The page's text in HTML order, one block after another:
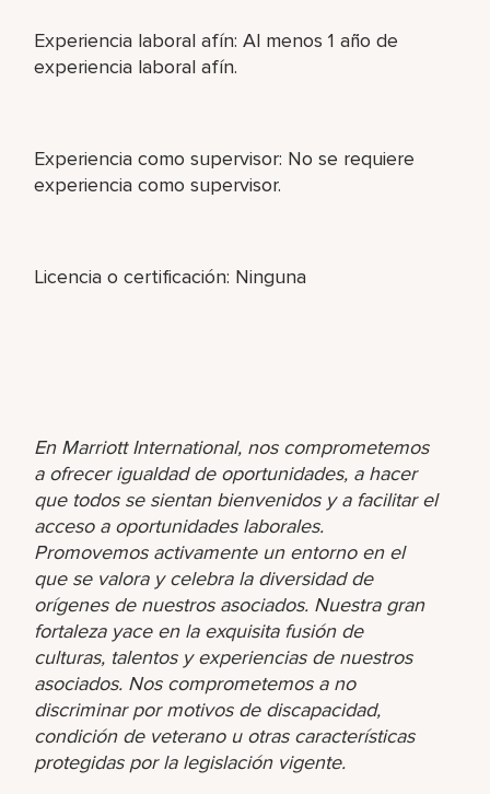
Experiencia laboral afín: Al menos 1 año de
experiencia laboral afín.
Experiencia como supervisor: No se requiere
experiencia como supervisor.
Licencia o certificación: Ninguna
En Marriott International, nos comprometemos
a ofrecer igualdad de oportunidades, a hacer
que todos se sientan bienvenidos y a facilitar el
acceso a oportunidades laborales.
Promovemos activamente un entorno en el
que se valora y celebra la diversidad de
orígenes de nuestros asociados. Nuestra gran
fortaleza yace en la exquisita fusión de
culturas, talentos y experiencias de nuestros
asociados. Nos comprometemos a no
discriminar por motivos de discapacidad,
condición de veterano u otras características
protegidas por la legislación vigente.